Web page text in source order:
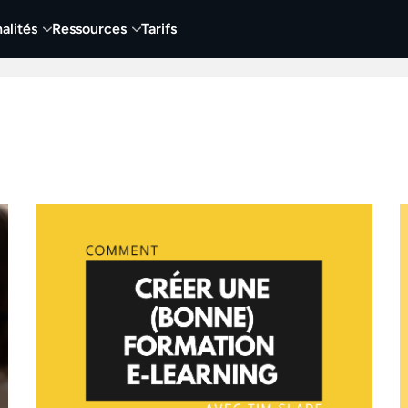
Ressources Tarifs
vidéo Vidéo Visuels